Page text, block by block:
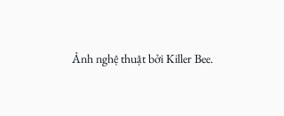
Ảnh nghệ thuật bởi Killer Bee.